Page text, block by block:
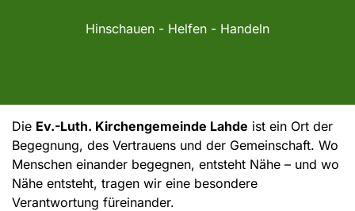
Hinschauen - Helfen - Handeln
Die Ev.-Luth. Kirchengemeinde Lahde ist ein Ort der
Begegnung, des Vertrauens und der Gemeinschaft. Wo
Menschen einander begegnen, entsteht Nähe – und wo
Nähe entsteht, tragen wir eine besondere
Verantwortung füreinander.